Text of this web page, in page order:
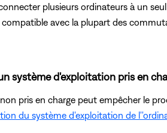
plusieurs ordinateurs à un
avec la plupart des
système d'exploitation pris en
pris en charge peut empêcher le
du système d'exploitation de